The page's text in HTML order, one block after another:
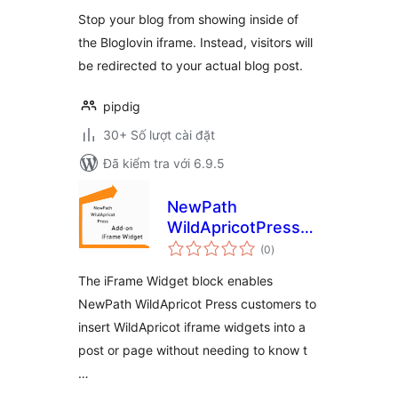
Stop your blog from showing inside of
the Bloglovin iframe. Instead, visitors will
be redirected to your actual blog post.
pipdig
30+ Số lượt cài đặt
Đã kiểm tra với 6.9.5
NewPath
WildApricotPress
Add-on – iFrame
(0tổng
đánh
)
The iFrame Widget block enables
NewPath WildApricot Press customers to
insert WildApricot iframe widgets into a
post or page without needing to know t
…